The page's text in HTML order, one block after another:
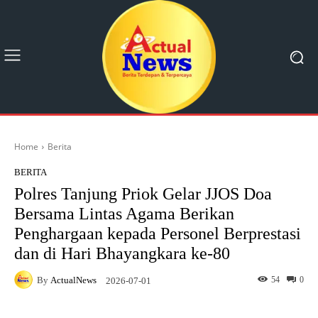
Home Berita
BERITA
Polres Tanjung Priok Gelar JJOS Doa
Bersama Lintas Agama Berikan
Penghargaan kepada Personel Berprestasi
dan di Hari Bhayangkara ke-80
By ActualNews 2026-07-01 0
54